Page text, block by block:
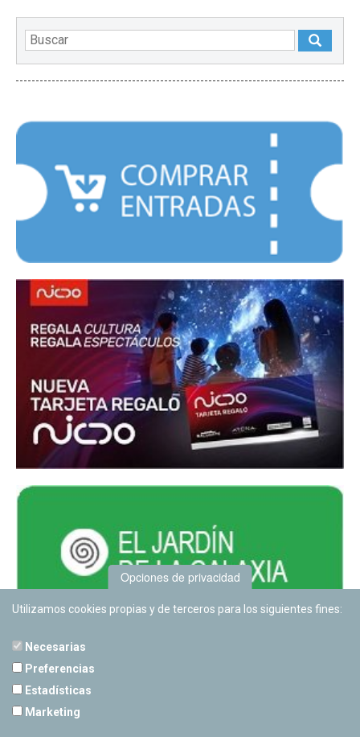
Opciones de privacidad
Utilizamos cookies propias y de terceros para los siguientes fines:
Necesarias
Preferencias
Estadísticas
Marketing